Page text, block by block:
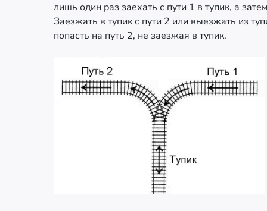
лишь один раз заехать с пути 1 в тупик, а
Заезжать в тупик с пути 2 или выезжать из
попасть на путь 2, не заезжая в тупик.